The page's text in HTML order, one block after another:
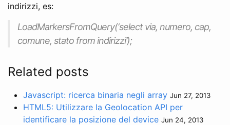
indirizzi, es:
LoadMarkersFromQuery(‘select via, numero, cap,
comune, stato from indirizzi’);
Related posts
Javascript: ricerca binaria negli array Jun 27, 2013
HTML5: Utilizzare la Geolocation API per
identificare la posizione del device Jun 24, 2013